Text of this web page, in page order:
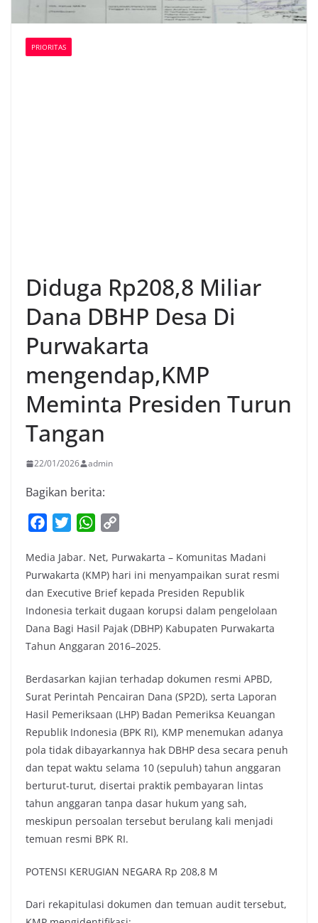
PRIORITAS
Diduga Rp208,8 Miliar
Dana DBHP Desa Di
Purwakarta
mengendap,KMP
Meminta Presiden Turun
Tangan
22/01/2026 admin
Bagikan berita:
c
e
b
o
o
k
i
t
t
e
r
W
a
t
s
A
p
p
p
y
L
i
n
k
Media Jabar. Net, Purwakarta – Komunitas Madani
Purwakarta (KMP) hari ini menyampaikan surat resmi
dan Executive Brief kepada Presiden Republik
Indonesia terkait dugaan korupsi dalam pengelolaan
Dana Bagi Hasil Pajak (DBHP) Kabupaten Purwakarta
Tahun Anggaran 2016–2025.
Berdasarkan kajian terhadap dokumen resmi APBD,
Surat Perintah Pencairan Dana (SP2D), serta Laporan
Hasil Pemeriksaan (LHP) Badan Pemeriksa Keuangan
Republik Indonesia (BPK RI), KMP menemukan adanya
pola tidak dibayarkannya hak DBHP desa secara penuh
dan tepat waktu selama 10 (sepuluh) tahun anggaran
berturut-turut, disertai praktik pembayaran lintas
tahun anggaran tanpa dasar hukum yang sah,
meskipun persoalan tersebut berulang kali menjadi
temuan resmi BPK RI.
POTENSI KERUGIAN NEGARA Rp 208,8 M
Dari rekapitulasi dokumen dan temuan audit tersebut,